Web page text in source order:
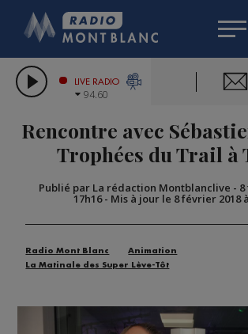
LES CHRONIQUES DE
CITIZEN MACHINERY
GRAND MASSIF DOMAINES
BIGARD
COMPAGNIE DU MONT-
LIVE RADIO
94.60
Rencontre avec
Trophées du Trail à
Publié par La rédaction Montblanclive -
17h16- Mis à jour le 8 février 2018
Radio Mont Blanc
Animation
La Matinale des Super Lève-Tôt